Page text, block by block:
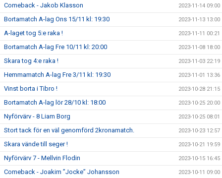
Comeback - Jakob Klasson 2023-11-14 09:00
Bortamatch A-lag Ons 15/11 kl: 19:30 2023-11-13 13:00
A-laget tog 5:e raka ! 2023-11-11 00:21
Bortamatch A-lag Fre 10/11 kl: 20:00 2023-11-08 18:00
Skara tog 4:e raka ! 2023-11-03 22:19
Hemmamatch A-lag Fre 3/11 kl: 19:30 2023-11-01 13:36
Vinst borta i Tibro ! 2023-10-28 21:15
Bortamatch A-lag lör 28/10 kl: 18:00 2023-10-25 20:00
Nyförvärv - 8 Liam Borg 2023-10-25 08:01
Stort tack för en väl genomförd 2kronamatch. 2023-10-23 12:57
Skara vände till seger ! 2023-10-21 19:59
Nyförvärv 7 - Mellvin Flodin 2023-10-15 16:45
Comeback - Joakim ”Jocke” Johansson 2023-10-11 09:00